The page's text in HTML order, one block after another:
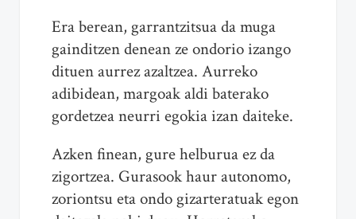
Era berean, garrantzitsua da muga
gainditzen denean ze ondorio izango
dituen aurrez azaltzea. Aurreko
adibidean, margoak aldi baterako
gordetzea neurri egokia izan daiteke.
Azken finean, gure helburua ez da
zigortzea. Gurasook haur autonomo,
zoriontsu eta ondo gizarteratuak egon